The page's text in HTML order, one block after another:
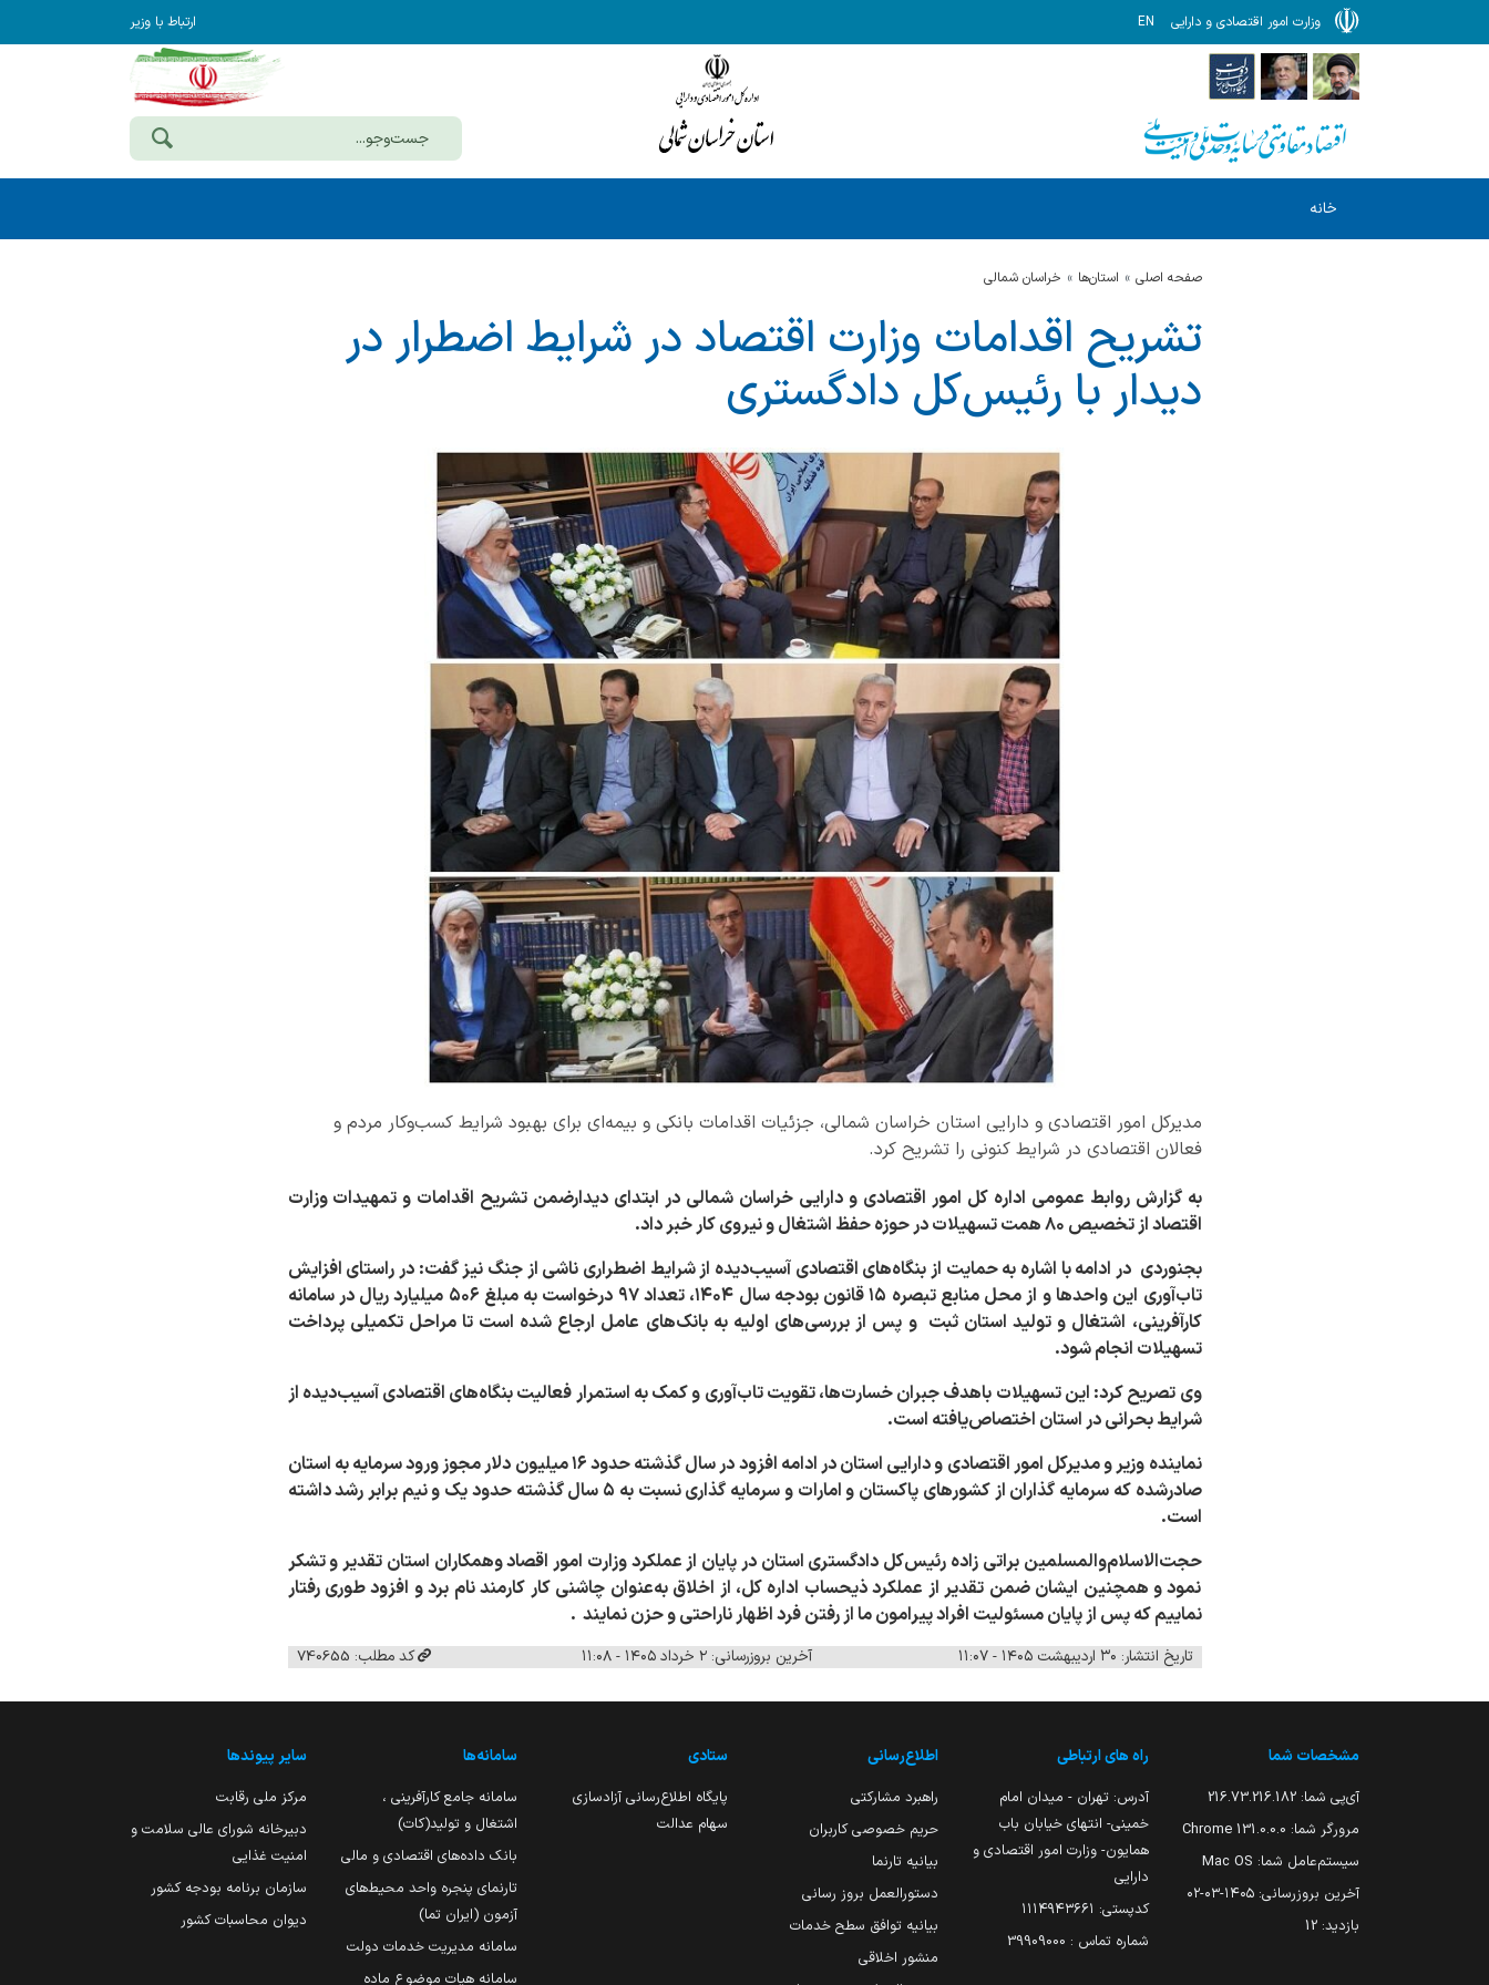
وزارت امور اقتصادی و دارایی EN ارتباط با وزیر
خانه
صفحه اصلی استان‌ها خراسان شمالي
تشریح اقدامات وزارت اقتصاد در شرایط اضطرار در
دیدار با رئیس‌کل دادگستری
مدیرکل امور اقتصادی و دارایی استان خراسان شمالی، جزئیات اقدامات بانکی و بیمه‌ای برای بهبود شرایط کسب‌وکار مردم و
فعالان اقتصادی در شرایط کنونی را تشریح کرد.
به گزارش روابط عمومی اداره کل امور اقتصادی و دارایی خراسان شمالی در ابتدای دیدارضمن تشریح اقدامات و تمهیدات وزارت
اقتصاد از تخصیص ۸۰ همت تسهیلات در حوزه حفظ اشتغال و نیروی کار خبر داد.
بجنوردی در ادامه با اشاره به حمایت از بنگاه‌های اقتصادی آسیب‌دیده از شرایط اضطراری ناشی از جنگ نیز گفت: در راستای افزایش
تاب‌آوری این واحدها و از محل منابع تبصره ۱۵ قانون بودجه سال ۱۴۰۴، تعداد ۹۷ درخواست به مبلغ ۵۰۶ میلیارد ریال در سامانه
کارآفرینی، اشتغال و تولید استان ثبت و پس از بررسی‌های اولیه به بانک‌های عامل ارجاع شده است تا مراحل تکمیلی پرداخت
تسهیلات انجام شود.
وی تصریح کرد: این تسهیلات باهدف جبران خسارت‌ها، تقویت تاب‌آوری و کمک به استمرار فعالیت بنگاه‌های اقتصادی آسیب‌دیده از
شرایط بحرانی در استان اختصاص‌یافته است.
نماینده وزیر و مدیرکل
امور اقتصادی و دارایی استان در ادامه افزود در سال گذشته حدود ۱۶ میلیون دلار مجوز ورود سرمایه به استان
صادرشده که سرمایه گذاران از کشورهای پاکستان و امارات و سرمایه گذاری نسبت به ۵ سال گذشته حدود یک و نیم برابر رشد داشته
است.
حجت‌الاسلام‌والمسلمین براتی زاده رئیس‌کل دادگستری استان در پایان از عملکرد وزارت امور اقصاد وهمکاران استان تقدیر و تشکر
نمود و همچنین ایشان ضمن تقدیر از عملکرد ذیحساب اداره کل، از اخلاق به‌عنوان چاشنی کار کارمند نام برد و افزود طوری رفتار
نماییم که پس از پایان مسئولیت افراد پیرامون ما از رفتن فرد اظهار ناراحتی و حزن نمایند .
تاریخ انتشار: ۳۰ اردیبهشت ۱۴۰۵ - ۱۱:۰۷ آخرین بروزرسانی: ۲ خرداد ۱۴۰۵ - ۱۱:۰۸ کد مطلب: 740655
مشخصات شما
آی‌پی شما: 216.73.216.182
مرورگر شما: 131.0.0.0 Chrome
سیستم‌عامل شما: Mac OS
آخرین بروزرسانی: ۱۴۰۵-۰۳-۰۲
بازدید: 12
راه های ارتباطی
آدرس: تهران - میدان امام
خمینی- انتهای خیابان باب
همایون- وزارت امور اقتصادی و
دارایی
کدپستی: ۱۱۱۴۹۴۳۶۶۱
شماره تماس : 39909000
اطلاع‌رسانی
راهبرد مشارکتی
حریم خصوصی کاربران
بیانیه تارنما
دستورالعمل بروز رسانی
بیانیه توافق سطح خدمات
منشور اخلاقی
ستادی
پایگاه اطلاع‌رسانی آزادسازی
سهام عدالت
سامانه‌ها
سامانه جامع کارآفرینی ،
اشتغال و تولید(کات)
بانک داده‌های اقتصادی و مالی
تارنمای پنجره واحد محیط‌های
آزمون (ایران تما)
سامانه مدیریت خدمات دولت
سامانه هیات موضوع ماده
سایر پیوندها
مرکز ملی رقابت
دبیرخانه شورای عالی سلامت و
امنیت غذایی
سازمان برنامه بودجه کشور
دیوان محاسبات کشور